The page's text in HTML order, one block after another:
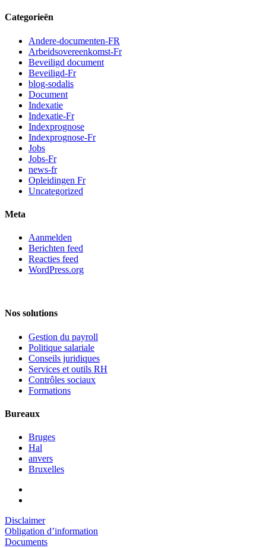
Categorieën
Andere-documenten-FR
Arbeidsovereenkomst-Fr
Beveiligd document
Beveiligd-Fr
blog-sodalis
Document
Indexatie
Indexatie-Fr
Indexprognose
Indexprognose-Fr
Jobs
Jobs-Fr
news-fr
Opleidingen Fr
Uncategorized
Meta
Aanmelden
Berichten feed
Reacties feed
WordPress.org
Nos solutions
Gestion du payroll
Politique salariale
Conseils juridiques
Services et outils RH
Contrôles sociaux
Formations
Bureaux
Bruges
Hal
anvers
Bruxelles
Disclaimer
Obligation d’information
Documents